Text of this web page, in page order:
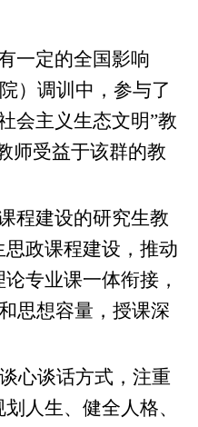
一定的全国影响
）调训中，参与了
会主义生态文明”教
师受益于该群的教
程建设的研究生教
政课程建设，推动
专业课一体衔接，
思想容量，授课深
心谈话方式，注重
人生、健全人格、